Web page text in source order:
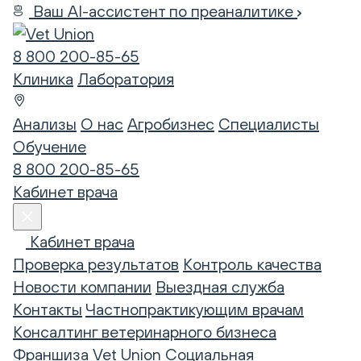
Ваш AI-ассистент по преаналитике
8 800 200-85-65
Клиника Лаборатория
Анализы О нас Агробизнес Специалисты
Обучение
8 800 200-85-65
Кабинет врача
Кабинет врача
Проверка результатов Контроль качества
Новости компании Выездная служба
Контакты Частнопрактикующим врачам
Консалтинг ветеринарного бизнеса
Франшиза Vet Union Социальная